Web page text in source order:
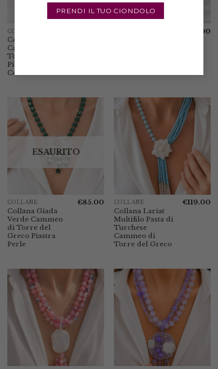
PRENDI IL TUO CIONDOLO
COLLANE
Collana Kunzite
Cammeo di
Torre del Greco
Piastra Perle
Corallo
Corallo
85.00
ESAURITO
COLLANE
Collana Giada
Verde Cammeo
di Torre del
Greco Piastra
Perle
€85.00 COLLANE
Collana Lariat
Multifilo Pasta di
Turchese
Cammeo di
Torre del Greco
€119.00